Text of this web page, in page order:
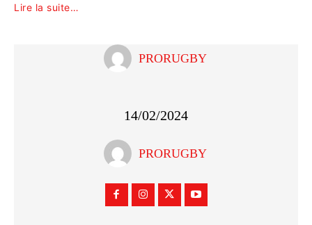
Lire la suite…
PRORUGBY
14/02/2024
PRORUGBY